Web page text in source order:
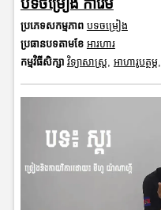
បទចម្រៀង ការ៉េម
ប្រភេទសកម្មភាព បទចម្រៀង
ប្រធានបទតាមខែ អារហារ
កម្មវិធីសិក្សា វិទ្យាសាស្រ្ត, អាហារូបត្ថម្ភ,